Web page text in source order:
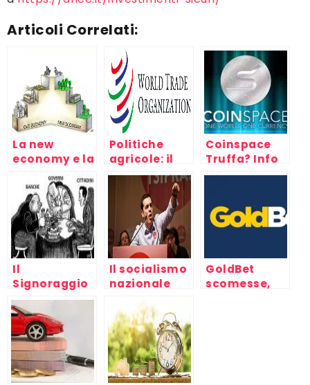
Articoli Correlati:
La new
economy e la
crisi del
capitale,
mondo del
lavoro e
capitalismo
Politiche
agricole: il
divario fra
Nord e Sud
del mondo al
WTO di
Cancùn
Coinspace
Truffa? Info
opinioni e
Il
Signoraggio
Bancario
Il socialismo
nazionale
morto: ecco
perchè
GoldBet
scomesse,